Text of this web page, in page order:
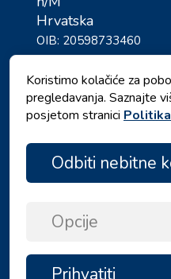
Hrvatska
OIB: 20598733460
ID: HR-AB-23-
0650676
Pravila privatnosti
Koristimo kolačiće za
pregledavanja. Saznajte
posjetom stranici
Odbiti nebitne
Opcije
Prihvatiti